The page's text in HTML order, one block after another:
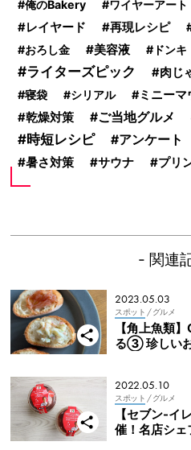
俺のBakery ワイヤーアート
レイヤード 再現レシピ
おろし金 美容液 ドンキ
ライターズピック 肉じ
寝袋 シリアル ミニーマ
乾燥対策
ご当地グルメ
時短レシピ アンケート
暑さ対策 サウナ プリ
- 関連
2023.05.03
スポット / グルメ
【角上魚類
る③ 珍しい
2022.05.10
スポット / グルメ
【セブン-イ
催！名店シ